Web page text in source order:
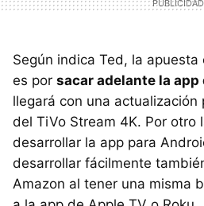
Según indica Ted, la
es por sacar adelante la app
llegará con una actualización
del TiVo Stream 4K. Por otro
desarrollar la app para
desarrollar fácilmente
Amazon al tener una misma